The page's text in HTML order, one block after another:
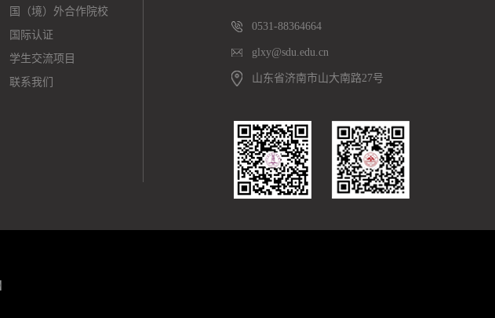
国（境）外合作院校
国际认证
学生交流项目
联系我们
0531-88364664
glxy@sdu.edu.cn
山东省济南市山大南路27号